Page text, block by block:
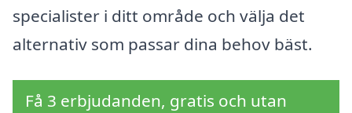
specialister i ditt område och välja det
alternativ som passar dina behov bäst.
Få 3 erbjudanden, gratis och utan